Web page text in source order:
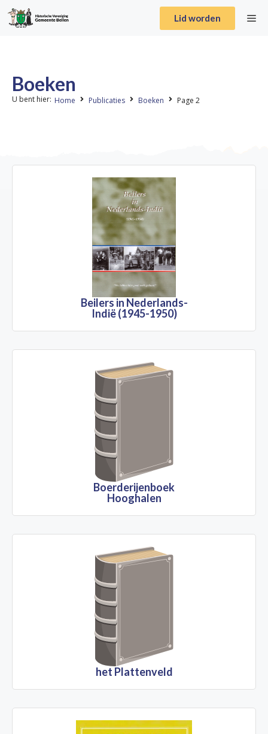
Lid worden
Boeken
U bent hier: Home Publicaties Boeken Page 2
Beilers in Nederlands-
Indië (1945-1950)
Boerderijenboek
Hooghalen
het Plattenveld